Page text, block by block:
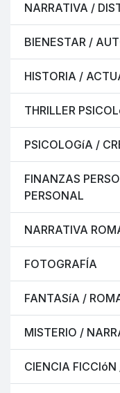
NARRATIVA /
BIENESTAR /
HISTORIA /
THRILLER
PSICOLOGíA /
FINANZAS
PERSONAL
NARRATIVA
FOTOGRAFÍA
FANTASíA /
MISTERIO /
CIENCIA